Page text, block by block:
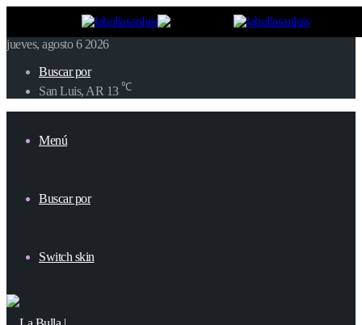
jueves, agosto 6 2026
Buscar por
San Luis, AR 13 ℃
Menú
Buscar por
Switch skin